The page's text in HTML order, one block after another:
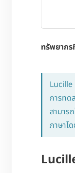
ทรัพยากร
Lucille
การทด
สามาร
ภาษาโ